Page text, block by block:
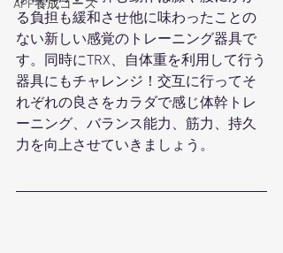
APF養成コース
る負担も緩和させ他に味わったことの
ない新しい感覚のトレーニング器具で
す。同時にTRX、自体重を利用して行う
器具にもチャレンジ！交互に行ってそ
れぞれの良さをカラダで感じ体幹トレ
ーニング、バランス能力、筋力、持久
力を向上させていきましょう。